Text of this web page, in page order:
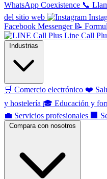
WhatsApp Coexistence 📞
del sitio web
Facebook Messenger 📝
Line Call
Industrias
🛒 Comercio electrónico ❤️
y hostelería 🎓 Educación y
💼 Servicios profesionales 🏢
Compara con nosotros